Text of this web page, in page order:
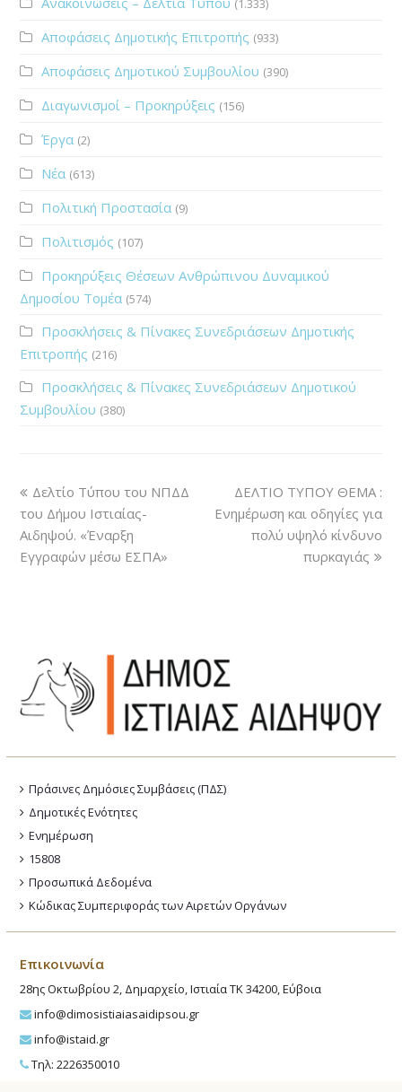
(1.333)
Αποφάσεις Δημοτικής Επιτροπής (933)
Αποφάσεις Δημοτικού Συμβουλίου (390)
Διαγωνισμοί – Προκηρύξεις (156)
Έργα (2)
Νέα (613)
Πολιτική Προστασία (9)
Πολιτισμός (107)
Προκηρύξεις Θέσεων Ανθρώπινου Δυναμικού
Δημοσίου Τομέα (574)
Προσκλήσεις & Πίνακες Συνεδριάσεων Δημοτικής
Επιτροπής (216)
Προσκλήσεις & Πίνακες Συνεδριάσεων Δημοτικού
Συμβουλίου (380)
Δελτίο Τύπου του ΝΠΔΔ
του Δήμου Ιστιαίας-
Αιδηψού. «Έναρξη
Εγγραφών μέσω ΕΣΠΑ»
ΔΕΛΤΙΟ ΤΥΠΟΥ ΘΕΜΑ :
Ενημέρωση και οδηγίες για
πολύ υψηλό κίνδυνο
πυρκαγιάς
Πράσινες Δημόσιες Συμβάσεις (ΠΔΣ)
Δημοτικές Ενότητες
Ενημέρωση
15808
Προσωπικά Δεδομένα
Κώδικας Συμπεριφοράς των Αιρετών Οργάνων
Επικοινωνία
28ης Οκτωβρίου 2, Δημαρχείο, Ιστιαία ΤΚ 34200, Εύβοια
info@dimosistiaiasaidipsou.gr
info@istaid.gr
Τηλ: 2226350010